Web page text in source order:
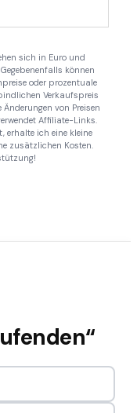
sich in Euro und
können
oder prozentuale
Verkaufspreis
von Preisen
Affiliate-Links.
erhalte ich eine kleine
zusätzlichen Kosten.